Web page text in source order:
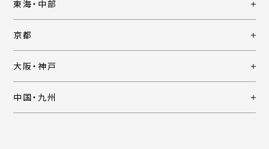
東海・中部
京都
大阪・神戸
中国・九州